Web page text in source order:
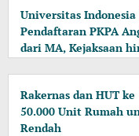
Universitas Indonesia
Pendaftaran PKPA
dari MA, Kejaksaan
Rakernas dan HUT
50.000 Unit Rumah
Rendah